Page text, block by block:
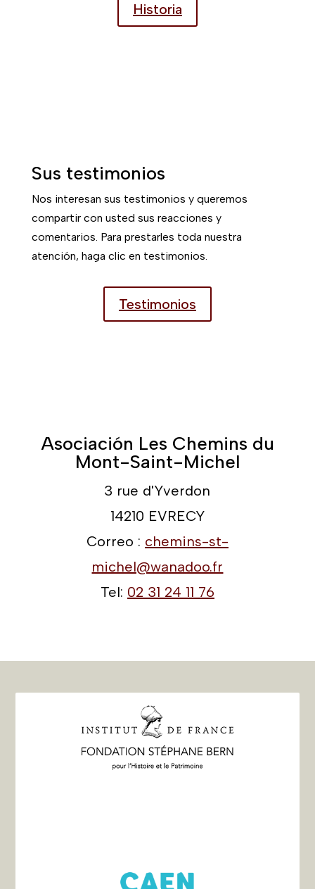
Historia
Sus testimonios
Testimonios
Asociación Les Chemins du
Mont-Saint-Michel
michel@wanadoo.fr
Tel:02 31 24 11 76